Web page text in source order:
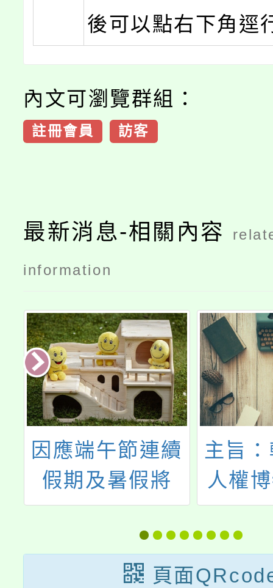
後可以點右下角逕
內文可瀏覽群組：
註冊會員 訪客
最新消息-相關內容
information
因應端午節連續
假期及暑假將
至，為維護學生
安全，落實水域
安全教育宣導，
主旨
人權
學年
權教
日起
頁面